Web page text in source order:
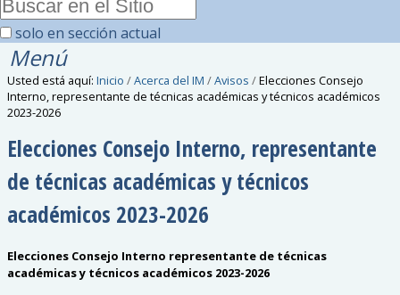
solo en sección actual
Menú
Usted está aquí: Inicio /Acerca del IM /Avisos /Elecciones Consejo
Interno, representante de técnicas académicas y técnicos académicos
2023-2026
Elecciones Consejo Interno, representante
de técnicas académicas y técnicos
académicos 2023-2026
Elecciones Consejo Interno representante de técnicas
académicasy técnicos académicos 2023-2026